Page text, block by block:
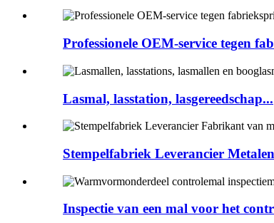
Professionele OEM-service tegen
Lasmal, lasstation, lasgereedschap...
Stempelfabriek Leverancier
Inspectie van een mal voor het